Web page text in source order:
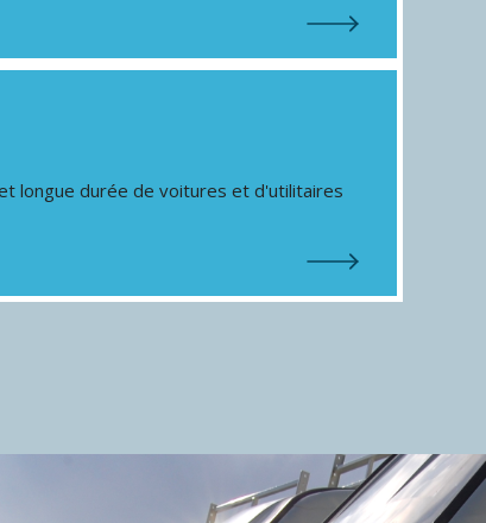
longue durée de voitures et d'utilitaires